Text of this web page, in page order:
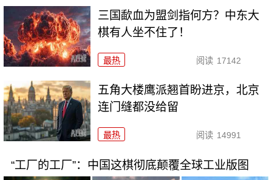
三国歃血为盟剑指何方？中东大
棋有人坐不住了！
最热 阅读 17142
五角大楼鹰派翘首盼进京，北京
连门缝都没给留
最热 阅读 14991
“工厂的工厂”：中国这棋彻底颠覆全球工业版图